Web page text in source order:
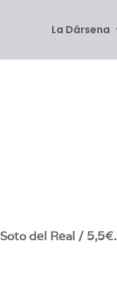
La Dársena
del Real / 5,5€.